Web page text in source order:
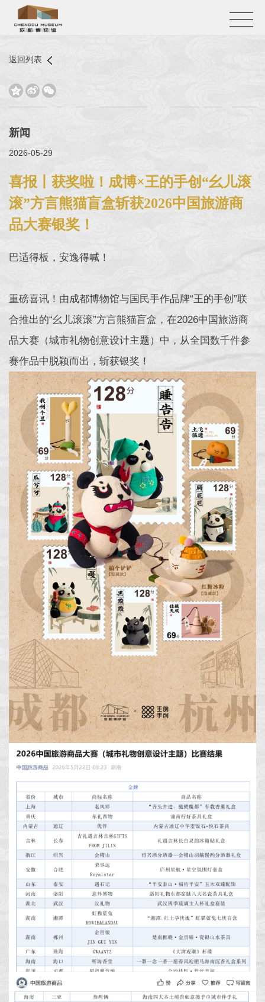
返回列表
  
新闻
2026-05-29
喜报丨获奖啦！成博×王的手创“幺儿滚
滚”方言熊猫盲盒斩获2026中国旅游商
品大赛银奖！
巴适得板，安逸得喊！
重磅喜讯！由成都博物馆与国民手作品牌“王的手创”联
合推出的“幺儿滚滚”方言熊猫盲盒，在2026中国旅游商
品大赛（城市礼物创意设计主题）中，从全国数千件参
赛作品中脱颖而出，斩获银奖！